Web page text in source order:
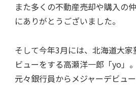
また多くの不動産売却や購入の
にありがとうございました。
そして今年3月には、北海道大
ビューをする高瀬洋一郎「yo」。
元々銀行員からメジャーデビュ